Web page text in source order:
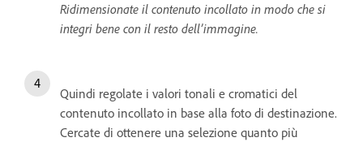
Ridimensionate il contenuto incollato in modo che si
integri bene con il resto dell’immagine.
Quindi regolate i valori tonali e cromatici del
contenuto incollato in base alla foto di destinazione.
Cercate di ottenere una selezione quanto più